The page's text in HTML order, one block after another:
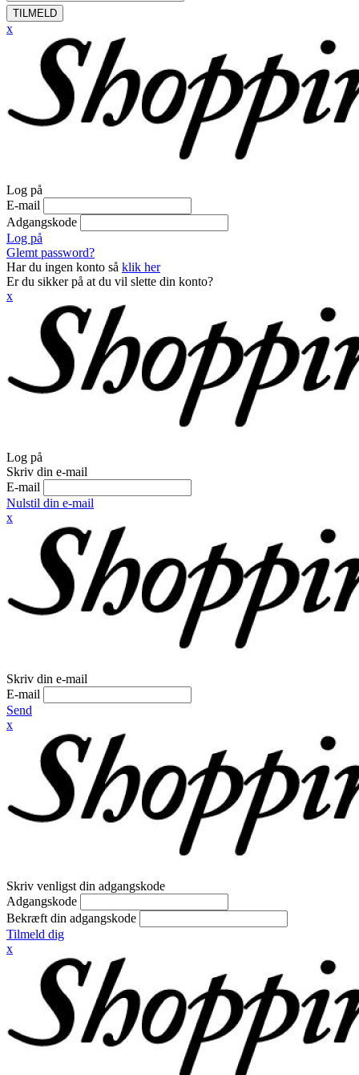
TILMELD
x
Log på
E-mail
Adgangskode
Log på
Glemt password?
Har du ingen konto så klik her
Er du sikker på at du vil slette din konto?
x
Log på
Skriv din e-mail
E-mail
Nulstil din e-mail
x
Skriv din e-mail
E-mail
Send
x
Skriv venligst din adgangskode
Adgangskode
Bekræft din adgangskode
Tilmeld dig
x